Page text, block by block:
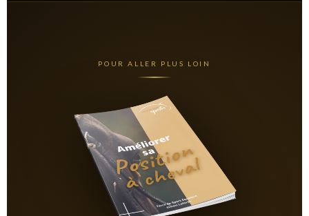
POUR ALLER PLUS LOIN